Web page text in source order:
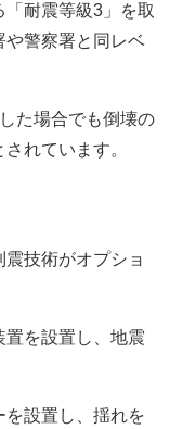
「耐震等級3」を取
警察署と同レベ
た場合でも倒壊の
れています。
技術がオプショ
置を設置し、地震
設置し、揺れを